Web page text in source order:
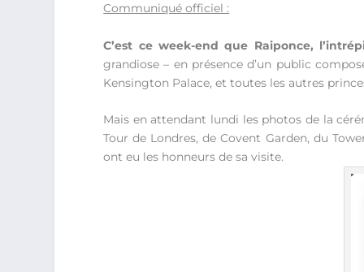
Communiqué officiel :
C’est ce week-end que Raiponce,
grandiose – en présence d’un public
Kensington Palace, et toutes les autres
Mais en attendant lundi les photos de la
Tour de Londres, de Covent Garden, du
ont eu les honneurs de sa visite.